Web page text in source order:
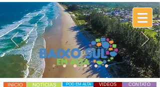
INÍCIO NOTÍCIAS POD EM ALTA VÍDEOS CONTATO